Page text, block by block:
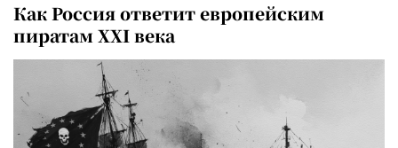
Как Россия ответит европейским
пиратам XXI века